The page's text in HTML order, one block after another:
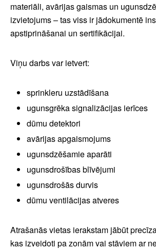
materiāli, avārijas gaismas un
izvietojums – tas viss ir jādokumentē
apstiprināšanai un sertifikācijai.
Viņu darbs var ietvert:
sprinkleru uzstādīšana
ugunsgrēka signalizācijas ierīces
dūmu detektori
avārijas apgaismojums
ugunsdzēšamie aparāti
ugunsdrošības blīvējumi
ugunsdrošās durvis
dūmu ventilācijas atveres
Atrašanās vietas ierakstam jābūt
kas izveidoti pa zonām vai stāviem ar